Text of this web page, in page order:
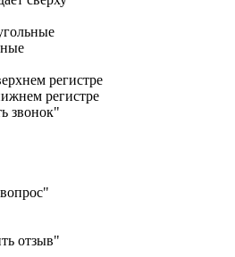
звонок"
отзыв"